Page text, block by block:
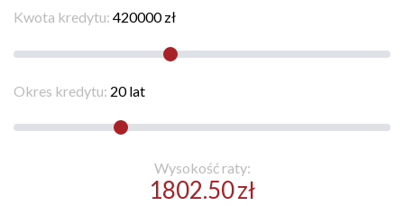
Kwota kredytu: 420000 zł
Okres kredytu: 20 lat
Wysokość raty:
1802.50zł